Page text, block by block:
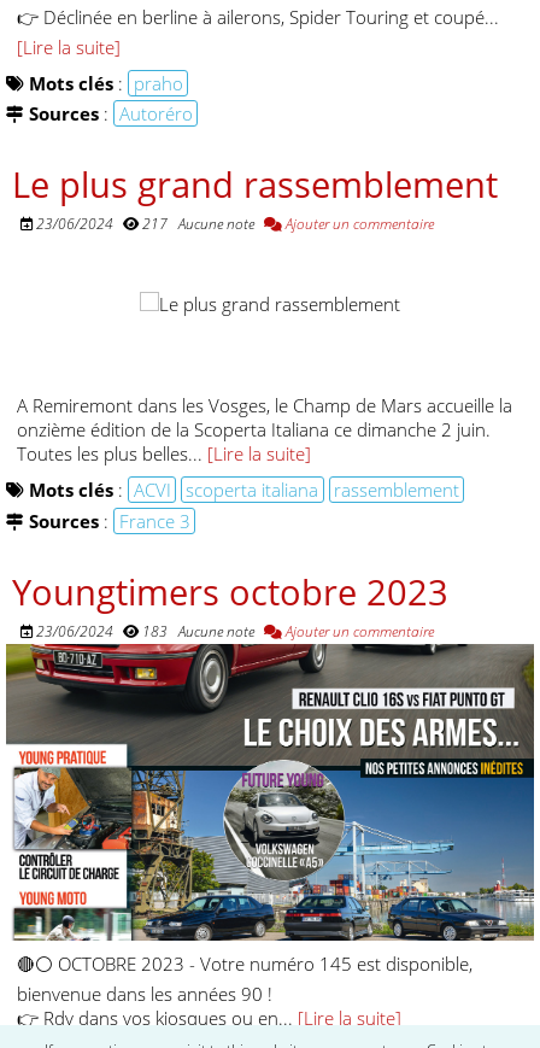
👉 Déclinée en berline à ailerons, Spider Touring et coupé...
[Lire la suite]
Mots clés : praho
Sources : Autoréro
Le plus grand rassemblement
23/06/2024 217 Aucune note Ajouter un commentaire
A Remiremont dans les Vosges, le Champ de Mars accueille la
onzième édition de la Scoperta Italiana ce dimanche 2 juin.
Toutes les plus belles... [Lire la suite]
Mots clés : ACVI scoperta italiana
rassemblement
Sources : France 3
Youngtimers octobre 2023
23/06/2024 183 Aucune note Ajouter un commentaire
🔴⚪️ OCTOBRE 2023 - Votre numéro 145 est disponible,
bienvenue dans les années 90 !
👉 Rdv dans vos kiosques ou en... [Lire la suite]